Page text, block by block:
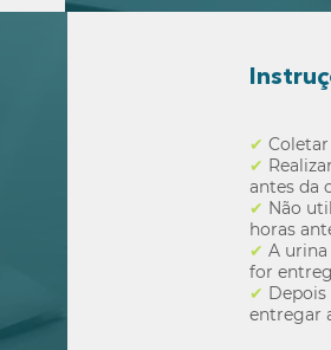
✔
✔
antes da
✔ Não
horas
✔A
for
✔
entregar